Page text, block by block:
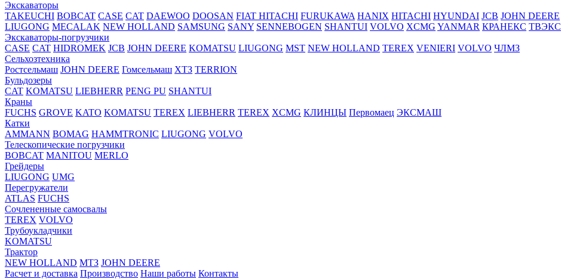
Экскаваторы
TAKEUCHI BOBCAT CASE CAT DAEWOO DOOSAN FIAT HITACHI FURUKAWA HANIX HITACHI HYUNDAI JCB JOHN DEERE
LIUGONG MECALAK NEW HOLLAND SAMSUNG SANY SENNEBOGEN SHANTUI VOLVO XCMG YANMAR КРАНЕКС ТВЭКС
Экскаваторы-погрузчики
CASE CAT HIDROМEK JCB JOHN DEERE KOMATSU LIUGONG MST NEW HOLLAND TEREX VENIERI VOLVO ЧЛМЗ
Сельхозтехника
Ростсельмаш JOHN DEERE Гомсельмаш ХТЗ TERRION
Бульдозеры
CAT KOMATSU LIEBHERR PENG PU SHANTUI
Краны
FUCHS GROVE KATO KOMATSU TEREX LIEBHERR TEREX XCMG КЛИНЦЫ Первомаец ЭКСМАШ
Катки
AMMANN BOMAG HAMMTRONIC LIUGONG VOLVO
Телескопические погрузчики
BOBCAT MANITOU MERLO
Грейдеры
LIUGONG UMG
Перегружатели
ATLAS FUCHS
Сочлененные самосвалы
TEREX VOLVO
Трубоукладчики
KOMATSU
Трактор
NEW HOLLAND МТЗ JOHN DEERE
Расчет и доставка Производство Наши работы Контакты